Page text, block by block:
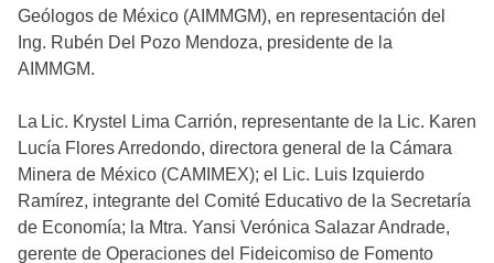
Geólogos de México (AIMMGM), en representación del
Ing. Rubén Del Pozo Mendoza, presidente de la
AIMMGM.
La Lic. Krystel Lima Carrión, representante de la Lic. Karen
Lucía Flores Arredondo, directora general de la Cámara
Minera de México (CAMIMEX); el Lic. Luis Izquierdo
Ramírez, integrante del Comité Educativo de la Secretaría
de Economía; la Mtra. Yansi Verónica Salazar Andrade,
gerente de Operaciones del Fideicomiso de Fomento